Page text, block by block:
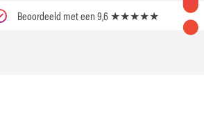
Beoordeeld met een 9,6 ★★★★★